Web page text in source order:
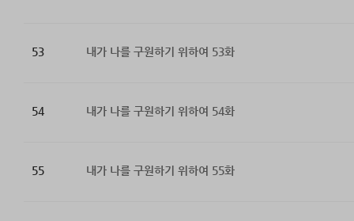
53 내가 나를 구원하기 위하여 53화
54 내가 나를 구원하기 위하여 54화
55 내가 나를 구원하기 위하여 55화